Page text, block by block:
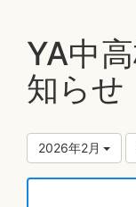
YA中
知らせ
2026年2月